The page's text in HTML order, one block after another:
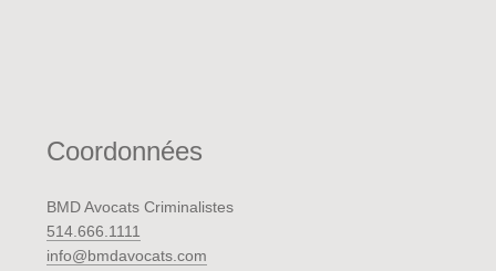
Coordonnées
BMD Avocats Criminalistes
514.666.1111
info@bmdavocats.com